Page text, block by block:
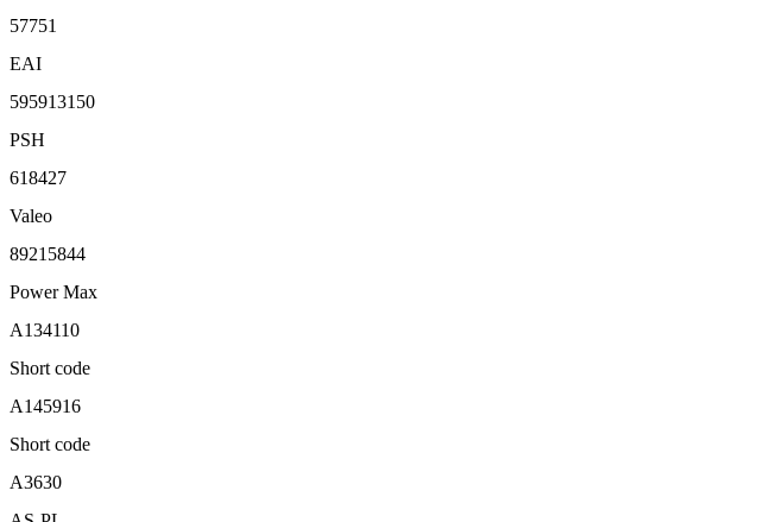
57751
EAI
595913150
PSH
618427
Valeo
89215844
Power Max
A134110
Short code
A145916
Short code
A3630